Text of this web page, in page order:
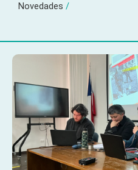
Novedades /